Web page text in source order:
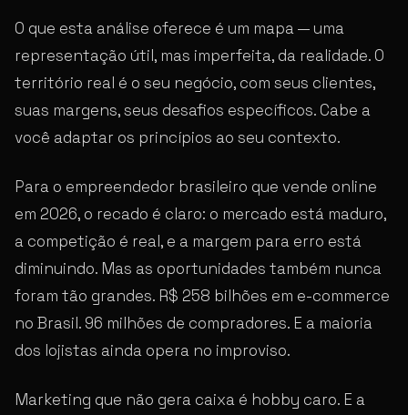
O que esta análise oferece é um mapa — uma
representação útil, mas imperfeita, da realidade. O
território real é o seu negócio, com seus clientes,
suas margens, seus desafios específicos. Cabe a
você adaptar os princípios ao seu contexto.
Para o empreendedor brasileiro que vende online
em 2026, o recado é claro: o mercado está maduro,
a competição é real, e a margem para erro está
diminuindo. Mas as oportunidades também nunca
foram tão grandes. R$ 258 bilhões em e-commerce
no Brasil. 96 milhões de compradores. E a maioria
dos lojistas ainda opera no improviso.
Marketing que não gera caixa é hobby caro. E a